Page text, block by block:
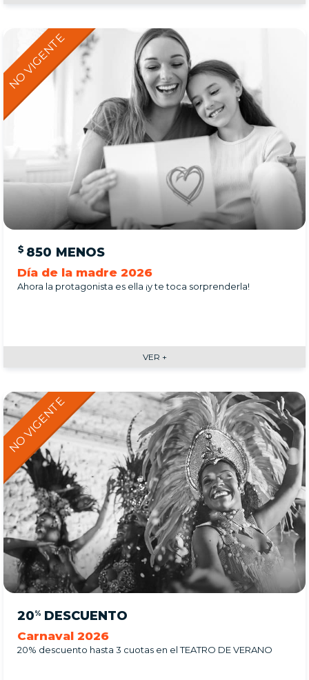
$ 850 MENOS
Día de la madre 2026
Ahora la protagonista es ella ¡y te toca sorprenderla!
VER +
20% DESCUENTO
Carnaval 2026
20% descuento hasta 3 cuotas en el TEATRO DE VERANO